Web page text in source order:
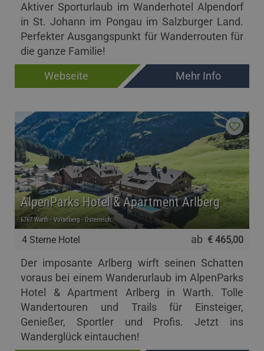
Aktiver Sporturlaub im Wanderhotel Alpendorf
in St. Johann im Pongau im Salzburger Land.
Perfekter Ausgangspunkt für Wanderrouten für
die ganze Familie!
Webseite
Mehr Info
4 Sterne Hotel
AlpenParks Hotel & Apartment Arlberg
6767 Warth - Vorarlberg - Österreich
ab € 465,00
Der imposante Arlberg wirft seinen Schatten
voraus bei einem Wanderurlaub im AlpenParks
Hotel & Apartment Arlberg in Warth. Tolle
Wandertouren und Trails für Einsteiger,
Genießer, Sportler und Profis. Jetzt ins
Wanderglück eintauchen!